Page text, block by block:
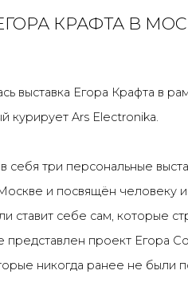
КРАФТА В
выставка Егора Крафта в
курирует Ars Electronika.
себя три персональные
и посвящён человеку
ставит себе сам, которые
представлен проект Егора
никогда ранее не были